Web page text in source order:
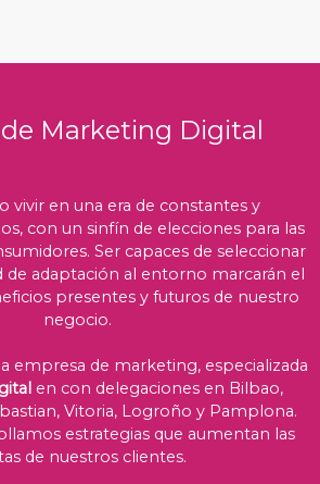
Marketing Digital
vivir en una era de constantes y
con un sinfín de elecciones para las
Ser capaces de seleccionar
de adaptación al entorno marcarán el
presentes y futuros de nuestro
negocio.
empresa de marketing, especializada
en con delegaciones en Bilbao,
Vitoria, Logroño y Pamplona.
estrategias que aumentan las
de nuestros clientes.